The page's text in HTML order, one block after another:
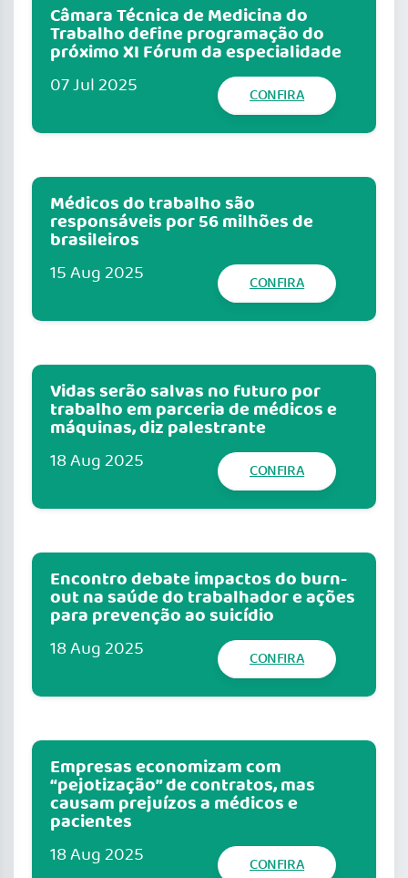
Câmara Técnica de Medicina do
Trabalho define programação do
próximo XI Fórum da especialidade
07 Jul 2025 CONFIRA
Médicos do trabalho são
responsáveis por 56 milhões de
brasileiros
15 Aug 2025 CONFIRA
Vidas serão salvas no futuro por
trabalho em parceria de médicos e
máquinas, diz palestrante
18 Aug 2025 CONFIRA
Encontro debate impactos do burn-
out na saúde do trabalhador e ações
para prevenção ao suicídio
18 Aug 2025 CONFIRA
Empresas economizam com
“pejotização” de contratos, mas
causam prejuízos a médicos e
pacientes
18 Aug 2025 CONFIRA